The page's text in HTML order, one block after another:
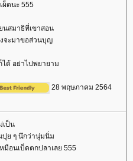
ผ็ดนะ 555
นสมาธิที่เขาสอน
งจะมาขอส่วนบุญ
ด้ อย่าไปพยายาม
28 พฤษภาคม 2564
เป็น
ปุย ๆ นึกว่านุ่มนิ่ม
มือนเบ็ดตกปลาเลย 555